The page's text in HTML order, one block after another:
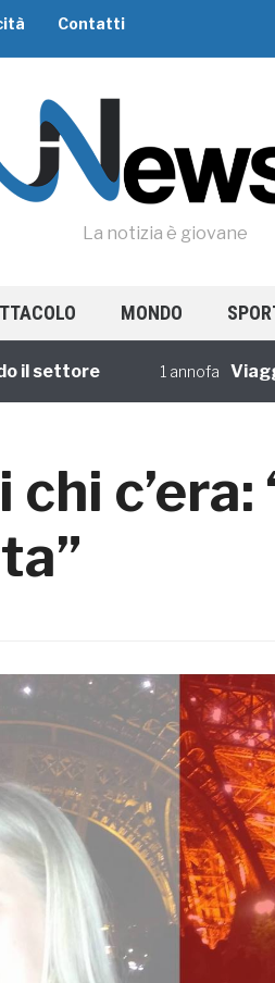
Contatti
La notizia è giovane
MONDO
1 annofa Viaggi di
c’era: